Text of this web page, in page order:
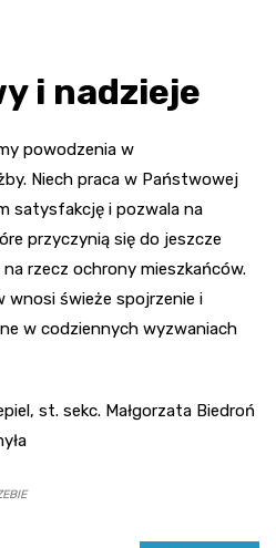
i nadzieje
powodzenia w
Niech praca w Państwowej
satysfakcję i pozwala na
przyczynią się do jeszcze
rzecz ochrony mieszkańców.
wnosi świeże spojrzenie i
w codziennych wyzwaniach
st. sekc. Małgorzata Biedroń